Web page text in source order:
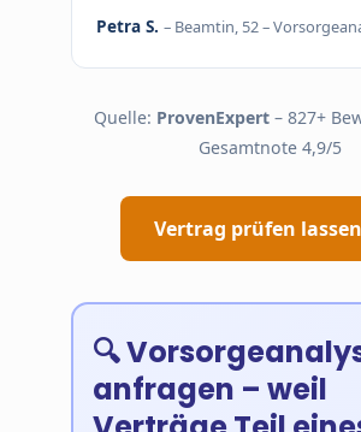
Petra S. – Beamtin, 52 –
Quelle: ProvenExpert – 827+
Gesamtnote 4,9/5
Vertrag prüfen
🔍
anfragen – weil